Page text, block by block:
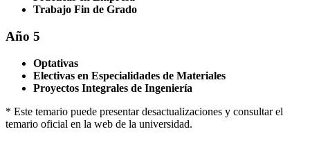
Trabajo Fin de Grado
Año 5
Optativas
Electivas en Especialidades de Materiales
Proyectos Integrales de Ingeniería
* Este temario puede presentar desactualizaciones y consultar el
temario oficial en la web de la universidad.